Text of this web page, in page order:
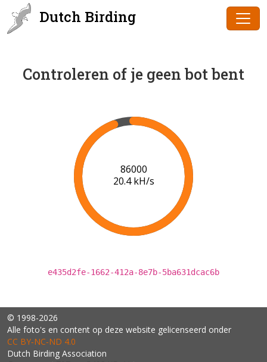
Dutch Birding
Controleren of je geen bot bent
86000
20.4 kH/s
e435d2fe-1662-412a-8e7b-5ba631dcac6b
© 1998-2026
Alle foto's en content op deze website gelicenseerd onder
CC BY‑NC‑ND 4.0
Dutch Birding Association